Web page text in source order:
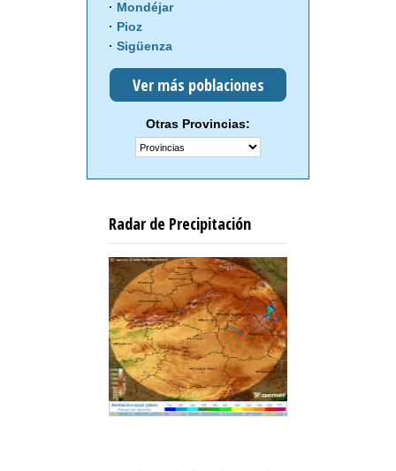
Mondéjar
Pioz
Sigüenza
Ver más poblaciones
Otras Provincias:
Radar de Precipitación